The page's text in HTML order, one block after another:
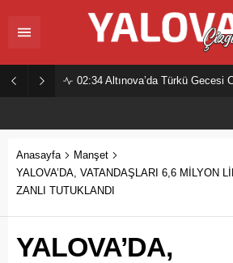
02:34 Altınova’da Türkü Gecesi Coşkusu!
Anasayfa
Manşet
YALOVA’DA, VATANDAŞLARI 6,6 MİLYON
ZANLI TUTUKLANDI
YALOVA’DA,